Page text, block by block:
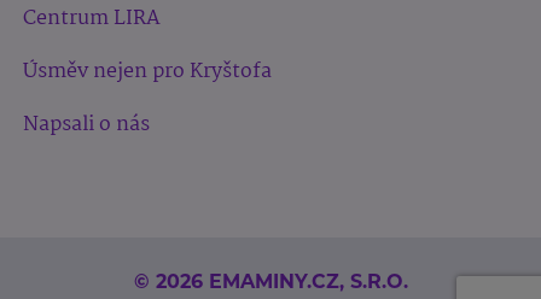
Centrum LIRA
Úsměv nejen pro Kryštofa
Napsali o nás
© 2026 EMAMINY.CZ, S.R.O.